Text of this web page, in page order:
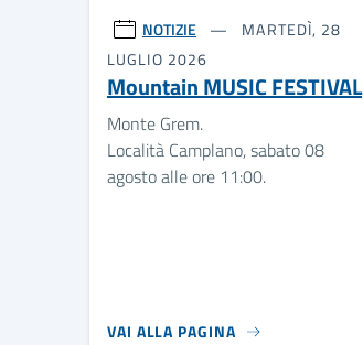
NOTIZIE
MARTEDÌ, 28
LUGLIO 2026
Mountain MUSIC FESTIVAL
Monte Grem.
Località Camplano, sabato 08
agosto alle ore 11:00.
VAI ALLA PAGINA